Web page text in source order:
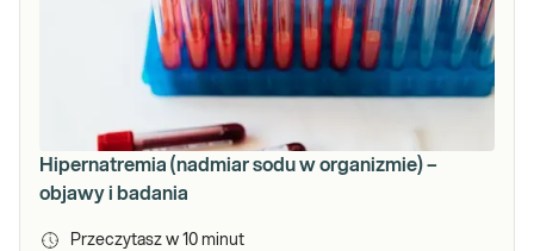
Hipernatremia (nadmiar sodu w organizmie) –
objawy i badania
Przeczytasz w 10 minut